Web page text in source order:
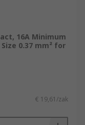
16A Minimum
0.37 mm² for
€ 19,61/zak